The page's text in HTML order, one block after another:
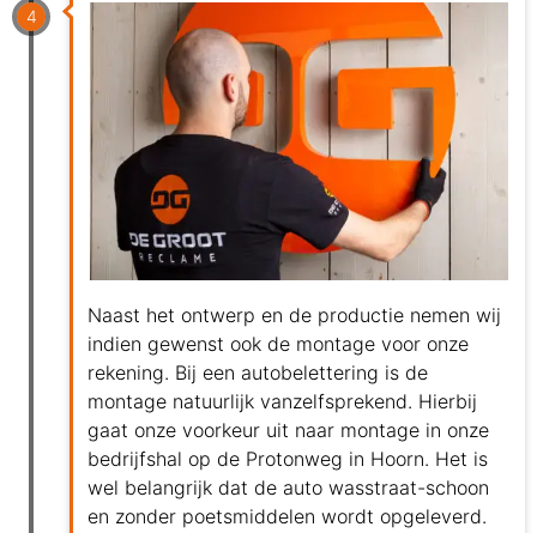
4
Naast het ontwerp en de productie nemen wij
indien gewenst ook de montage voor onze
rekening. Bij een autobelettering is de
montage natuurlijk vanzelfsprekend. Hierbij
gaat onze voorkeur uit naar montage in onze
bedrijfshal op de Protonweg in Hoorn. Het is
wel belangrijk dat de auto wasstraat-schoon
en zonder poetsmiddelen wordt opgeleverd.